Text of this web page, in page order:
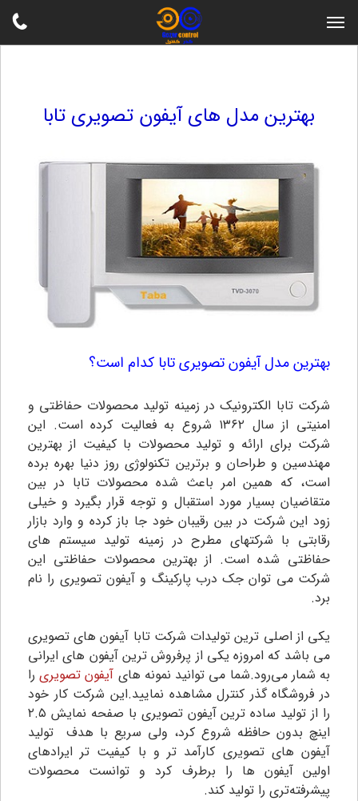
بهترین مدل های آیفون تصویری تابا
بهترین مدل آیفون تصویری تابا کدام است؟
شرکت تابا الکترونیک در زمینه تولید محصولات حفاظتی و
امنیتی از سال ۱۳۶۲ شروع به فعالیت کرده است. این
شرکت برای ارائه و تولید محصولات با کیفیت از بهترین
مهندسین و طراحان و برترین تکنولوژی روز دنیا بهره برده
است، که همین امر باعث شده محصولات تابا در بین
متقاضیان بسیار مورد استقبال و توجه قرار بگیرد و خیلی
زود این شرکت در بین رقیبان خود جا باز کرده و وارد بازار
رقابتی با شرکتهای مطرح در زمینه تولید سیستم های
حفاظتی شده است. از بهترین محصولات حفاظتی این
شرکت می توان جک درب پارکینگ و آیفون تصویری را نام
برد.
یکی از اصلی ترین تولیدات شرکت تابا آیفون های تصویری
می باشد که امروزه یکی از پرفروش ترین آیفون های ایرانی
به شمار می‌رود.شما می توانید نمونه های آیفون تصویریرا
در فروشگاه گذر کنترل مشاهده نمایید.این شرکت کار خود
را از تولید ساده ترین آیفون تصویری با صفحه نمایش ۲.۵
اینچ بدون حافظه شروع کرد، ولی سریع با هدف تولید
آیفون های تصویری کارآمد تر و با کیفیت تر ایرادهای
اولین آیفون ها را برطرف کرد و توانست محصولات
پیشرفته‌تری را تولید کند.